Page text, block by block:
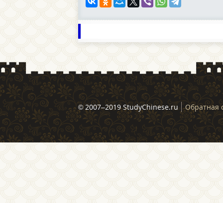
© 2007–2019 StudyChinese.ru Обратная